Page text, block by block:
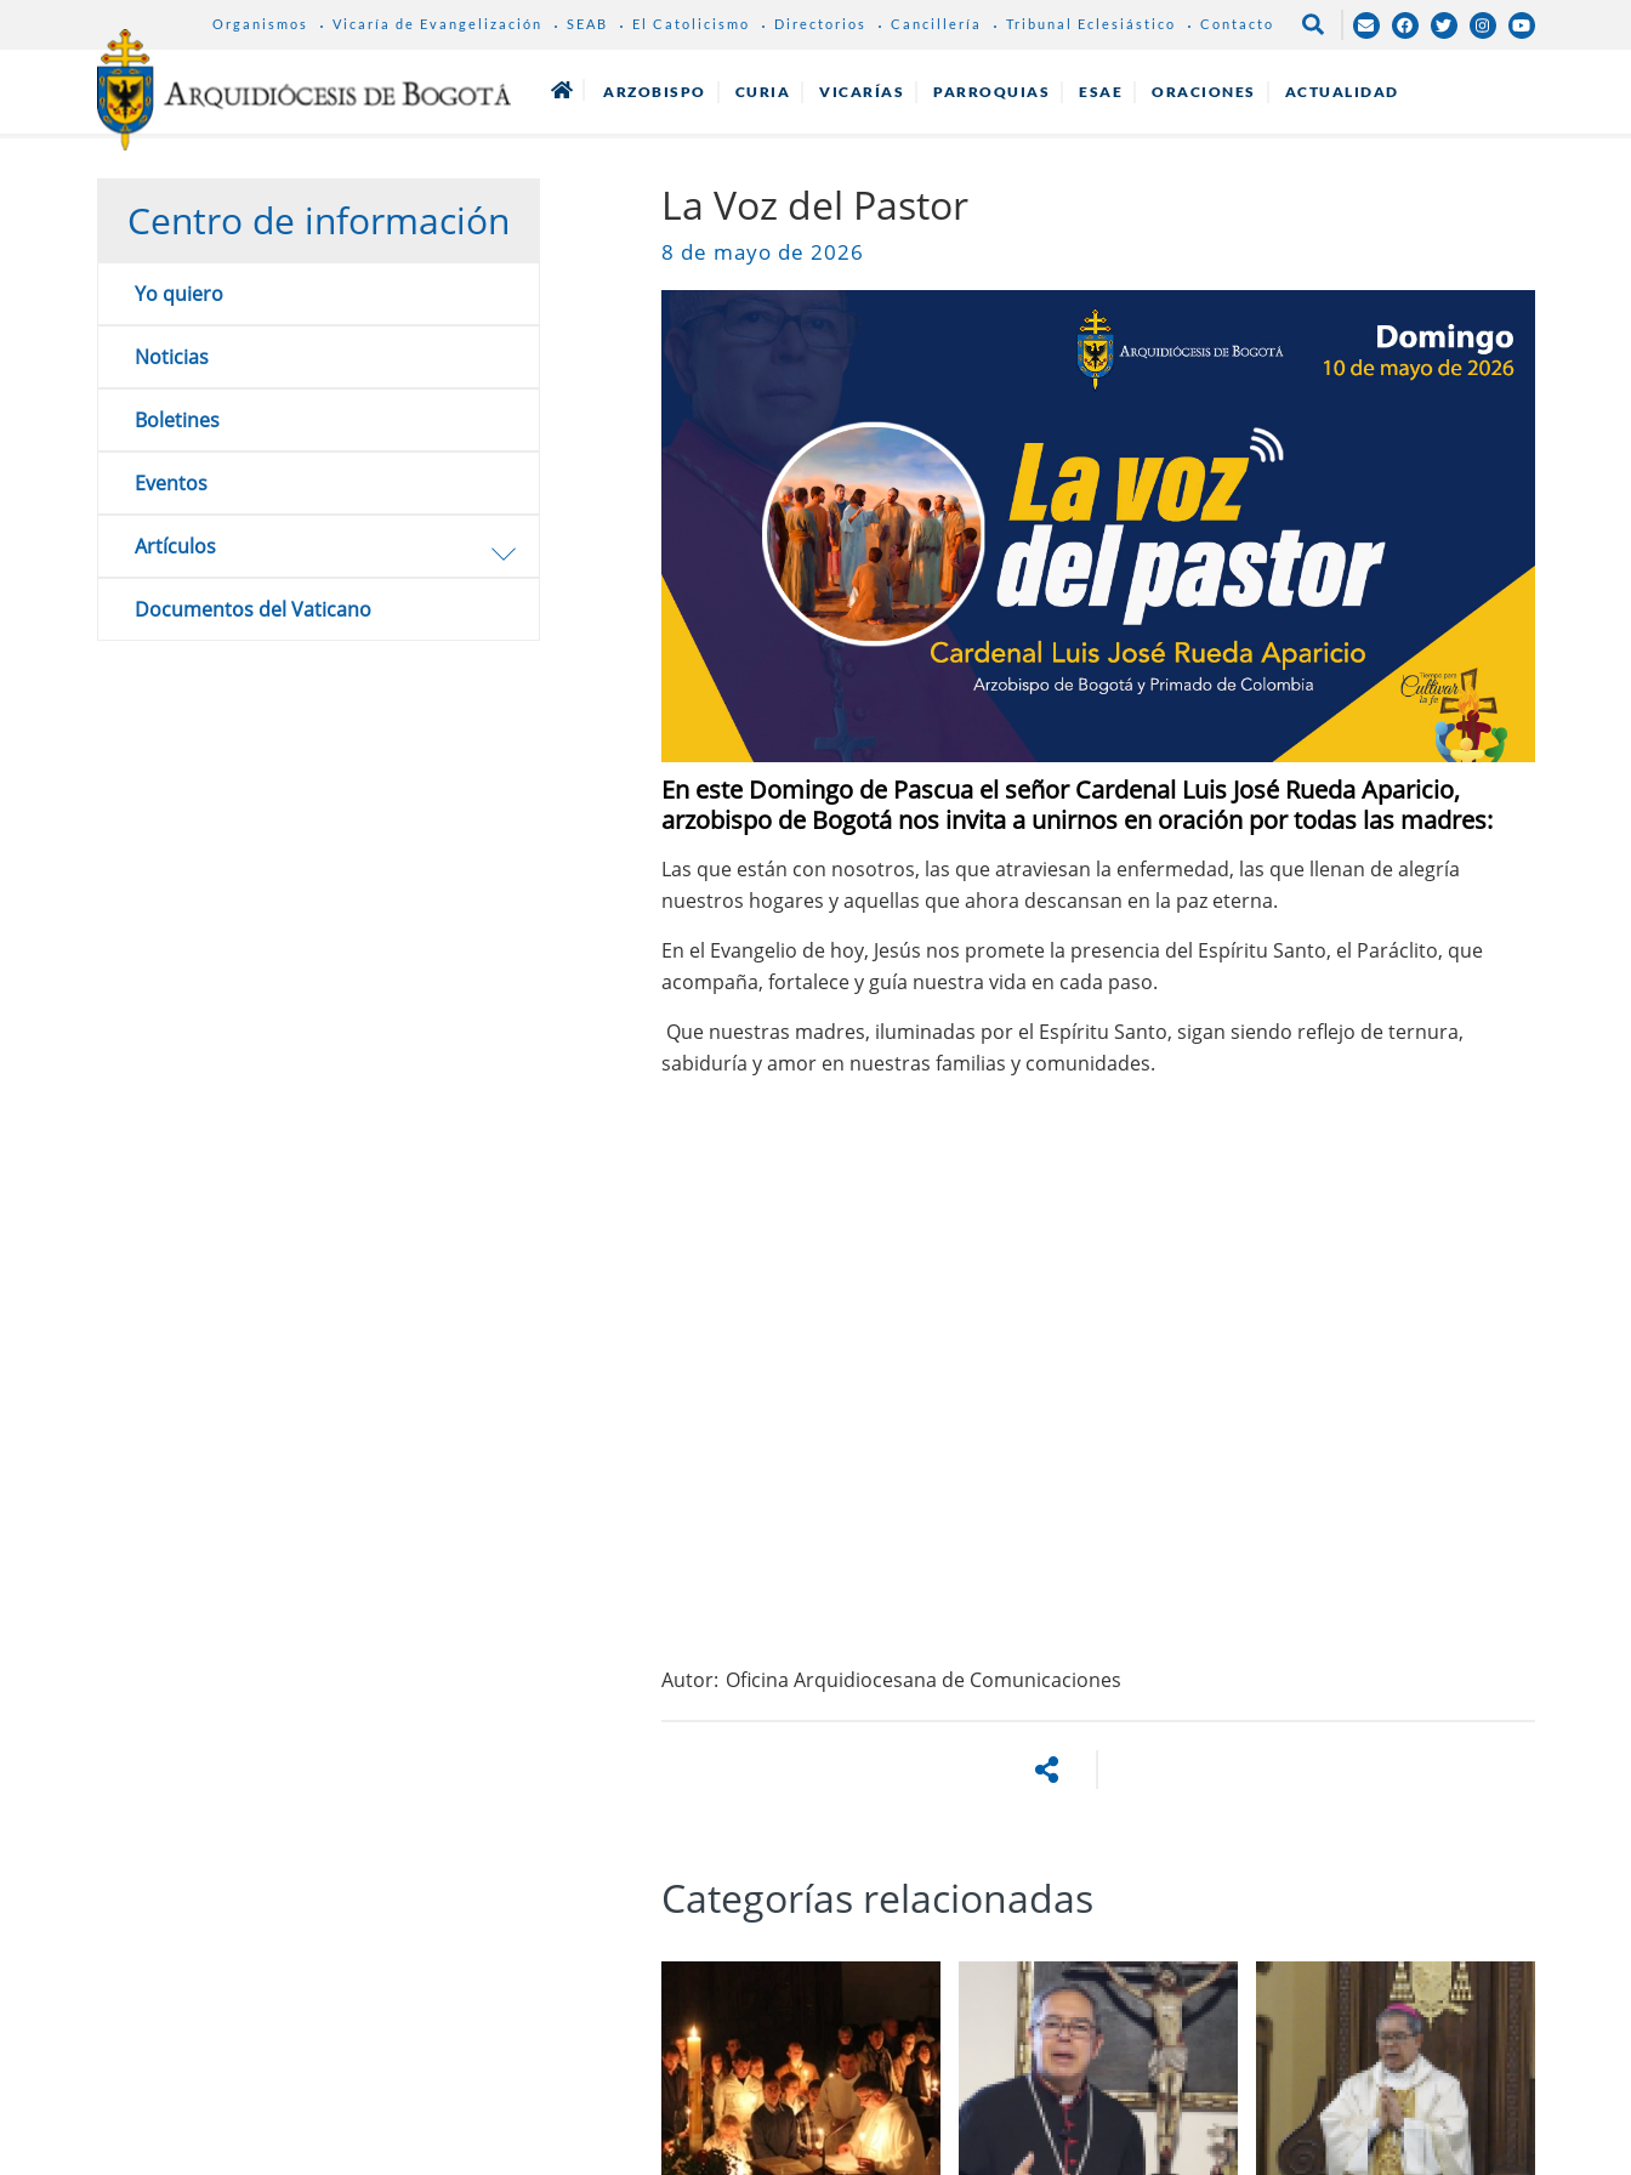
MENU
Organismos Vicaría de Evangelización SEAB El Catolicismo Directorios Cancillería Tribunal Eclesiástico Contacto
ARZOBISPO CURIA VICARÍAS PARROQUIAS ESAE ORACIONES ACTUALIDAD
Centro de información
Yo quiero
Noticias
Boletines
Eventos
Artículos
Documentos del Vaticano
La Voz del Pastor
8 de mayo de 2026
En este Domingo de Pascua el señor Cardenal Luis José Rueda Aparicio,
arzobispo de Bogotá nos invita a unirnos en oración por todas las madres:
Las que están con nosotros, las que atraviesan la enfermedad, las que llenan de alegría
nuestros hogares y aquellas que ahora descansan en la paz eterna.
En el Evangelio de hoy, Jesús nos promete la presencia del Espíritu Santo, el Paráclito, que
acompaña, fortalece y guía nuestra vida en cada paso.
Que nuestras madres, iluminadas por el Espíritu Santo, sigan siendo reflejo de ternura,
sabiduría y amor en nuestras familias y comunidades.
Autor: Oficina Arquidiocesana de Comunicaciones
Categorías relacionadas